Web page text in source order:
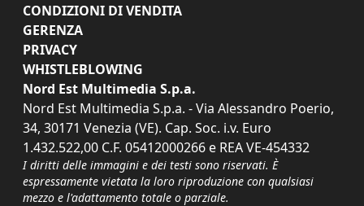
CONDIZIONI DI VENDITA
GERENZA
PRIVACY
WHISTLEBLOWING
Nord Est Multimedia S.p.a.
Nord Est Multimedia S.p.a. - Via Alessandro Poerio,
34, 30171 Venezia (VE). Cap. Soc. i.v. Euro
1.432.522,00 C.F. 05412000266 e REA VE-454332
I diritti delle immagini e dei testi sono riservati. È
espressamente vietata la loro riproduzione con qualsiasi
mezzo e l'adattamento totale o parziale.